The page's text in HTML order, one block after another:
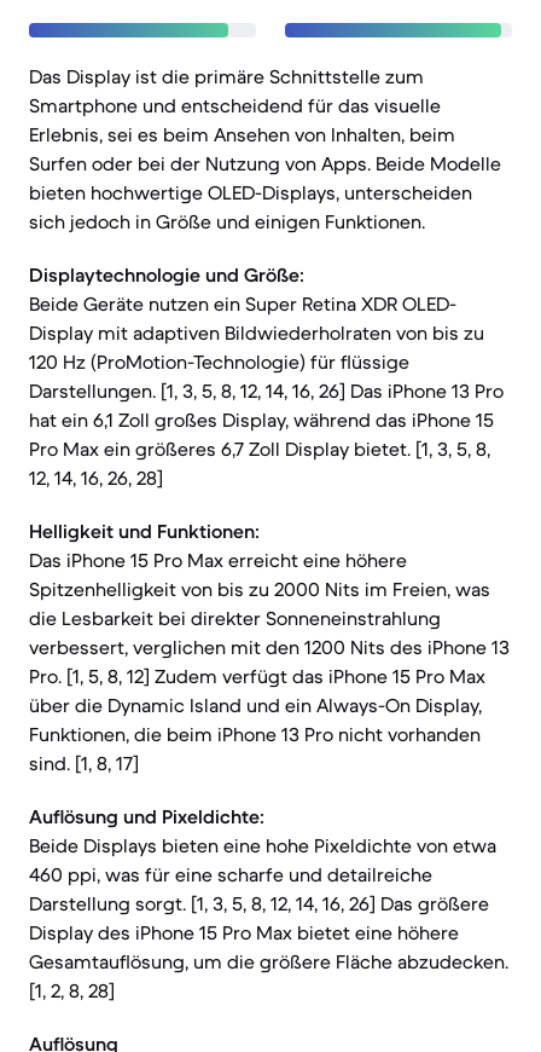
Das Display ist die primäre Schnittstelle zum
Smartphone und entscheidend für das visuelle
Erlebnis, sei es beim Ansehen von Inhalten, beim
Surfen oder bei der Nutzung von Apps. Beide Modelle
bieten hochwertige OLED-Displays, unterscheiden
sich jedoch in Größe und einigen Funktionen.
Displaytechnologie und Größe:
Beide Geräte nutzen ein Super Retina XDR OLED-
Display mit adaptiven Bildwiederholraten von bis zu
120 Hz (ProMotion-Technologie) für flüssige
Darstellungen. [1, 3, 5, 8, 12, 14, 16, 26] Das iPhone 13 Pro
hat ein 6,1 Zoll großes Display, während das iPhone 15
Pro Max ein größeres 6,7 Zoll Display bietet. [1, 3, 5, 8,
12, 14, 16, 26, 28]
Helligkeit und Funktionen:
Das iPhone 15 Pro Max erreicht eine höhere
Spitzenhelligkeit von bis zu 2000 Nits im Freien, was
die Lesbarkeit bei direkter Sonneneinstrahlung
verbessert, verglichen mit den 1200 Nits des iPhone 13
Pro. [1, 5, 8, 12] Zudem verfügt das iPhone 15 Pro Max
über die Dynamic Island und ein Always-On Display,
Funktionen, die beim iPhone 13 Pro nicht vorhanden
sind. [1, 8, 17]
Auflösung und Pixeldichte:
Beide Displays bieten eine hohe Pixeldichte von etwa
460 ppi, was für eine scharfe und detailreiche
Darstellung sorgt. [1, 3, 5, 8, 12, 14, 16, 26] Das größere
Display des iPhone 15 Pro Max bietet eine höhere
Gesamtauflösung, um die größere Fläche abzudecken.
[1, 2, 8, 28]
Auflösung